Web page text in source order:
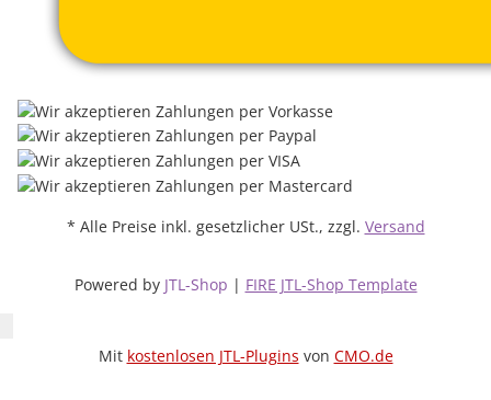
* Alle Preise inkl. gesetzlicher USt., zzgl. Versand
Powered by JTL-Shop | FIRE JTL-Shop Template
Mit kostenlosen JTL-Plugins von CMO.de